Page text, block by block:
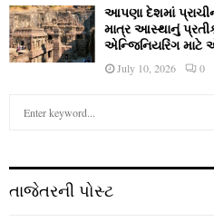
આપણા દેશમાં
માત્ર આસ્થાનું
એન્જિનિયરિંગ માટે
July 10, 2026 0
hતાજેતરની પોસ્ટ